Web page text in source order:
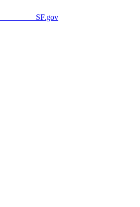
SF.gov